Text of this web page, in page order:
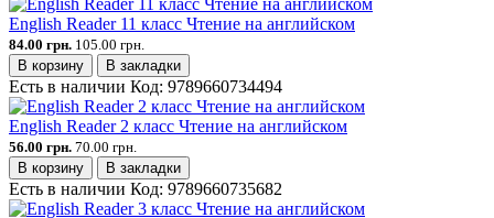
English Reader 11 класс Чтение на английском
84.00 грн. 105.00 грн.
В корзину
В закладки
Есть в наличии Код: 9789660734494
English Reader 2 класс Чтение на английском
56.00 грн. 70.00 грн.
В корзину
В закладки
Есть в наличии Код: 9789660735682